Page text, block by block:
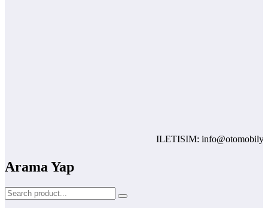
ILETISIM:
Arama Yap